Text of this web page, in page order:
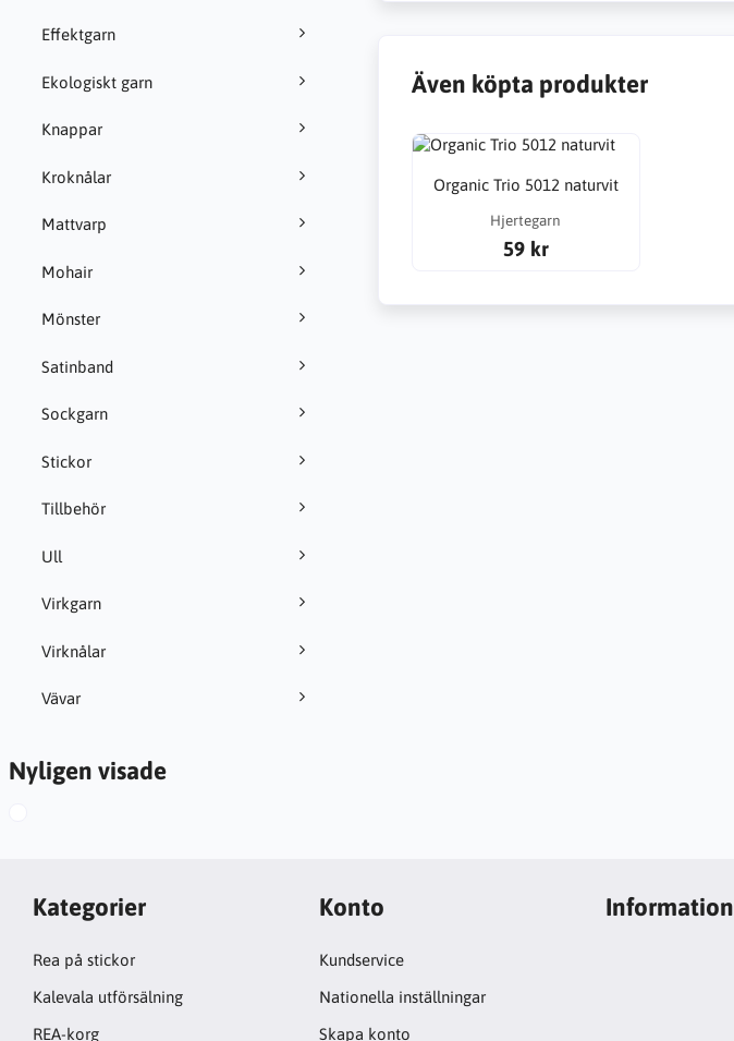
Effektgarn
Ekologiskt garn
Knappar
Kroknålar
Mattvarp
Mohair
Mönster
Satinband
Sockgarn
Stickor
Tillbehör
Ull
Virkgarn
Virknålar
Vävar
Nyligen visade
Även köpta produkter
Organic Trio 5012 naturvit
Hjertegarn
59 kr
Kategorier
Rea på stickor
Kalevala utförsälning
REA-korg
Konto
Kundservice
Nationella inställningar
Skapa konto
Information